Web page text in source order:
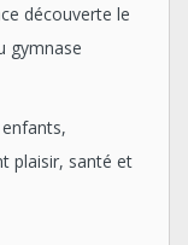
découverte le
gymnase
plaisir, santé et